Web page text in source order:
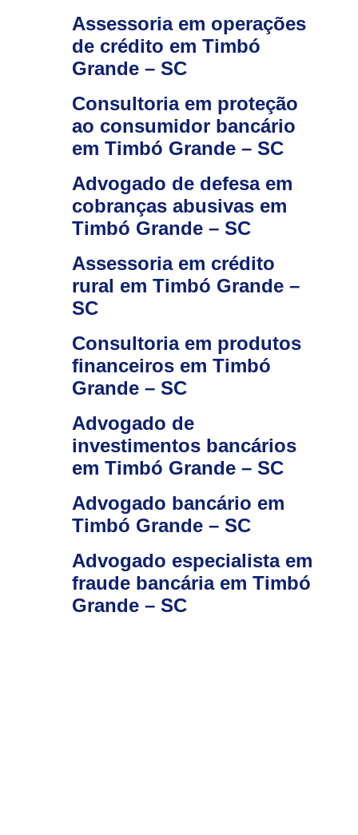
Assessoria em operações
de crédito em Timbó
Grande – SC
Consultoria em proteção
ao consumidor bancário
em Timbó Grande – SC
Advogado de defesa em
cobranças abusivas em
Timbó Grande – SC
Assessoria em crédito
rural em Timbó Grande –
SC
Consultoria em produtos
financeiros em Timbó
Grande – SC
Advogado de
investimentos bancários
em Timbó Grande – SC
Advogado bancário em
Timbó Grande – SC
Advogado especialista em
fraude bancária em Timbó
Grande – SC